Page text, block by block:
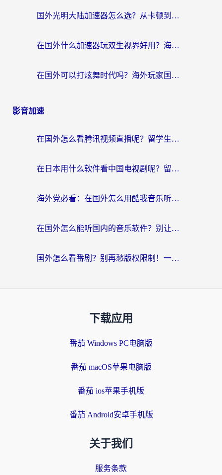
国外光明大陆加速器怎么选？从卡顿到丝滑的终极指南（含德国玩走开外星人墨西哥玩俄罗斯方块技巧）
在国外什么加速器玩双生视界好用？海外党亲测不踩坑的终极指南
在国外可以打炫舞时代吗？海外玩家国服游戏加速全攻略（附实测推荐）
影音加速
在国外怎么看腾讯视频直播呢？留学生亲测有效的回国加速指南
在日本用什么软件看中国电视剧呢？留学生亲测有效的回国加速方案
海外党必看：在国外怎么用酷我音乐听音乐？告别“地区不支持”的实用指南
在国外怎么能听国内的音乐软件？别让版权限制断了你的“中文歌单”
国外怎么看番剧？别再愁版权限制！一个工具解决所有回国追剧难题
下载应用
番茄 Windows PC电脑版
番茄 macOS苹果电脑版
番茄 ios苹果手机版
番茄 Android安卓手机版
关于我们
服务条款